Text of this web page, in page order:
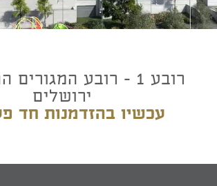
רובע 1 - רובע
ירושלים
עכשיו בהזדמנות חד